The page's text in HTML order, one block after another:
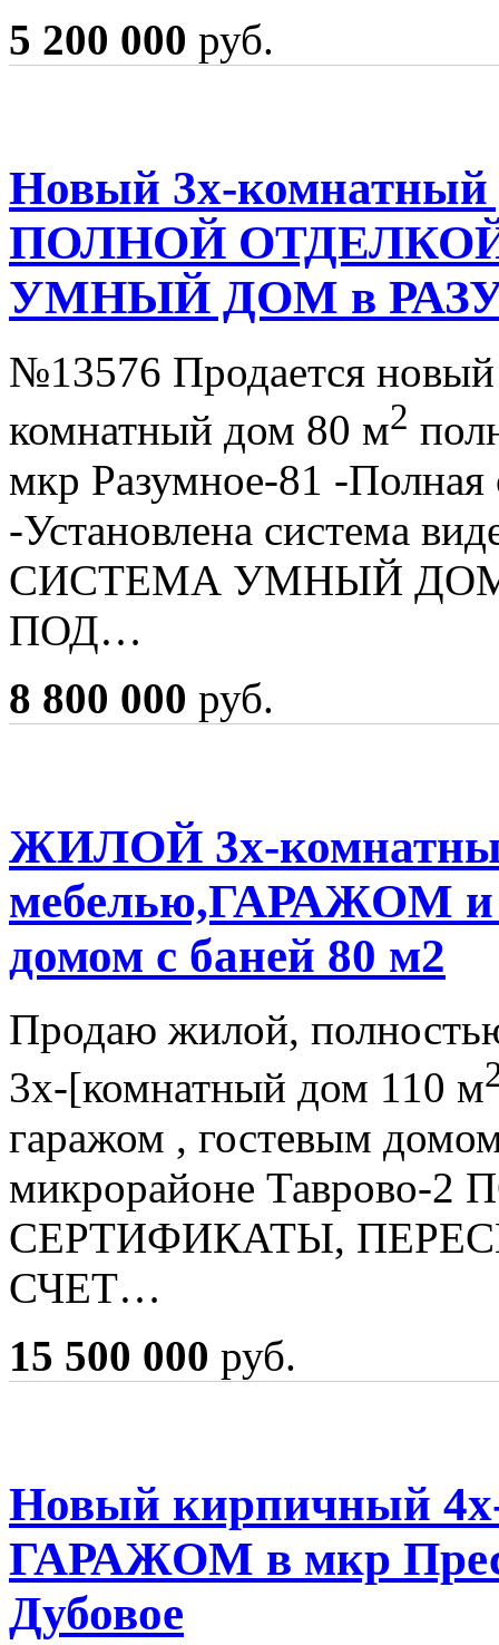
5 200 000 руб.
Новый 3х-
ПОЛНОЙ
УМНЫЙ ДОМ в
№13576 Продается
комнатный дом 80 м2
мкр Разумное-81 -Полная
-Установлена система
СИСТЕМА УМНЫЙ
ПОД…
8 800 000 руб.
ЖИЛОЙ 3х-
мебелью,ГАРАЖОМ
домом с баней 80 м2
Продаю жилой,
3х-[комнатный дом 110 м
гаражом , гостевым
микрорайоне Таврово-
СЕРТИФИКАТЫ,
СЧЕТ…
15 500 000 руб.
Новый кирпичный
ГАРАЖОМ в мкр
Дубовое